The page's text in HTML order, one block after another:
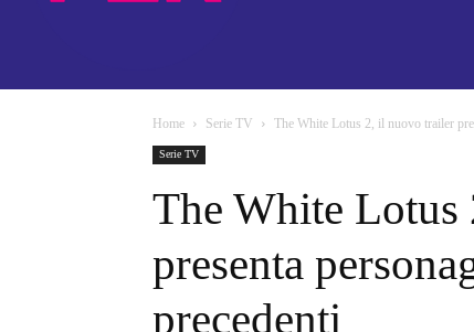
Home Serie TV The White Lotus 2, il nuovo trailer
Serie TV
The White
presenta
precedenti